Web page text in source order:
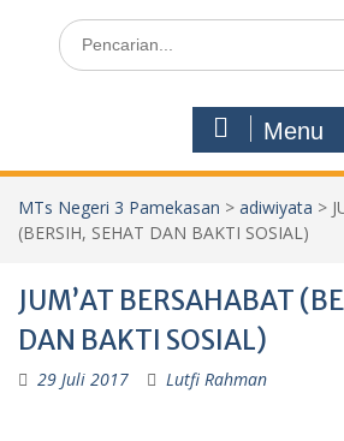
Search
for:
Menu
MTs Negeri 3 Pamekasan > adiwiyata >
(BERSIH, SEHAT DAN BAKTI SOSIAL)
JUM’AT BERSAHABAT
DAN BAKTI SOSIAL)
29 Juli 2017 Lutfi Rahman